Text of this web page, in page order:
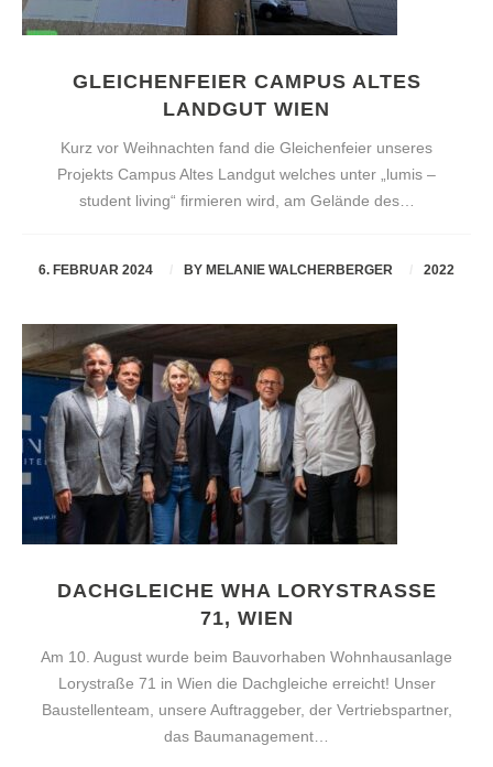
GLEICHENFEIER CAMPUS ALTES
LANDGUT WIEN
Kurz vor Weihnachten fand die Gleichenfeier unseres
Projekts Campus Altes Landgut welches unter „lumis –
student living“ firmieren wird, am Gelände des…
6. FEBRUAR 2024 BY MELANIE WALCHERBERGER 2022
DACHGLEICHE WHA LORYSTRASSE 7
1, WIEN
Am 10. August wurde beim Bauvorhaben Wohnhausanlage
Lorystraße 71 in Wien die Dachgleiche erreicht! Unser
Baustellenteam, unsere Auftraggeber, der Vertriebspartner,
das Baumanagement…